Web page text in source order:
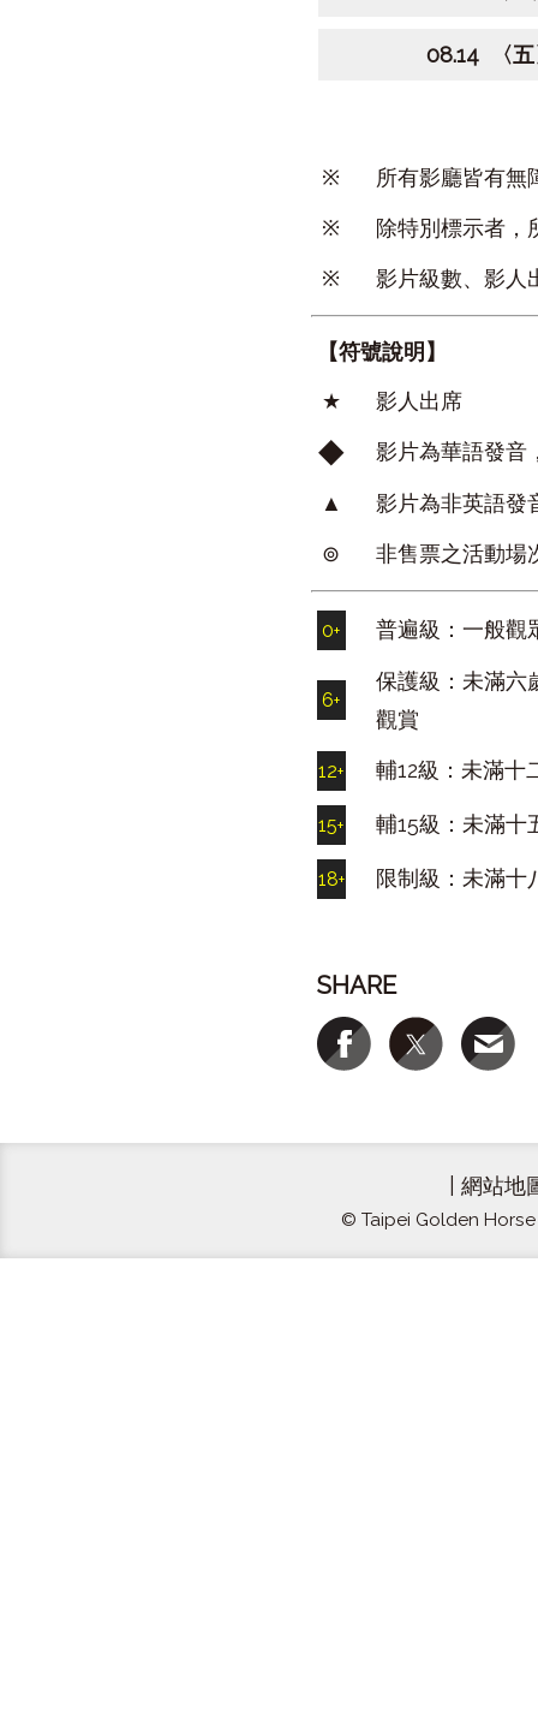
08.14 〈五
※
所有影廳皆有無
※
除特別標示者，
※
影片級數、影人
【符號說明】
★
影人出席
◆ 影片為華語發音
▲
影片為非英語發
⊚
非售票之活動場
0+ 普遍級：一般觀
6+
保護級：未滿六
觀賞
12+ 輔12級：未滿十
15+ 輔15級：未滿十
18+ 限制級：未滿十
SHARE
網站地
© Taipei Golden